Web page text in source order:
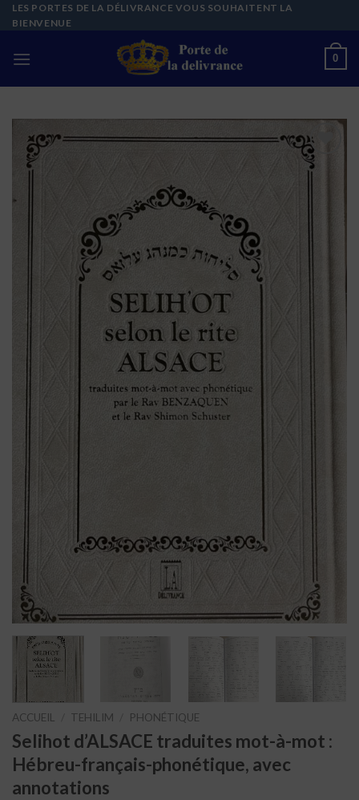
SkipLES PORTES DE LA DÉLIVRANCE VOUS SOUHAITENT LA
BIENVENUE
0
Ajouter
ACCUEIL TEHILIM PHONÉTIQUE
Selihot d’ALSACE traduites mot-à-mot :
Hébreu-français-phonétique, avec
annotations